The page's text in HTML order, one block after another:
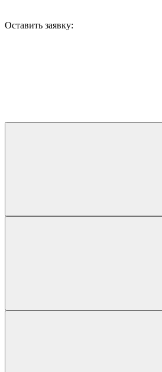
Оставить заявку: